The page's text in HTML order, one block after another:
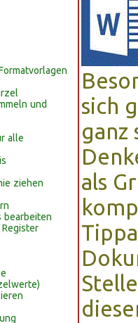
und
alle
ziehen
bearbeiten
sich
ganz
als